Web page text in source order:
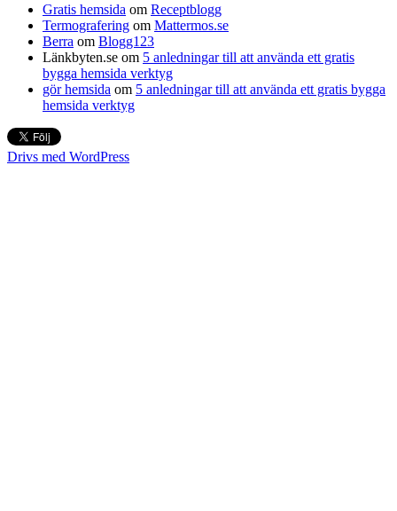
Gratis hemsida om Receptblogg
Termografering om Mattermos.se
Berra om Blogg123
Länkbyten.se om 5 anledningar till att använda ett gratis
bygga hemsida verktyg
gör hemsida om 5 anledningar till att använda ett gratis bygga
hemsida verktyg
Drivs med WordPress